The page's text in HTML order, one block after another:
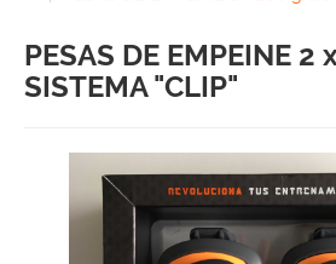
PESAS DE EMPEINE 2
SISTEMA "CLIP"